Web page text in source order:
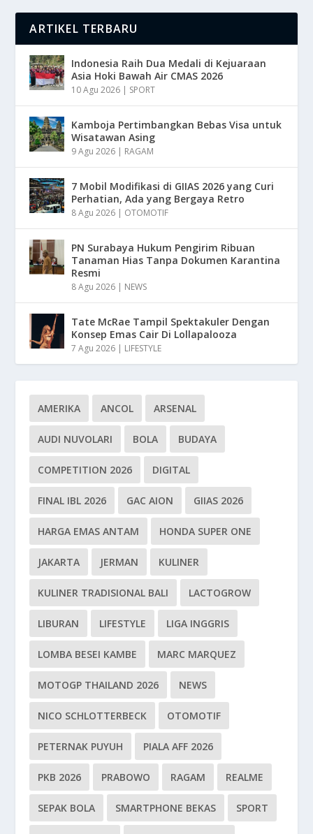
ARTIKEL TERBARU
Indonesia Raih Dua Medali di Kejuaraan
Asia Hoki Bawah Air CMAS 2026
10 Agu 2026 | SPORT
Kamboja Pertimbangkan Bebas Visa untuk
Wisatawan Asing
9 Agu 2026 | RAGAM
7 Mobil Modifikasi di GIIAS 2026 yang Curi
Perhatian, Ada yang Bergaya Retro
8 Agu 2026 | OTOMOTIF
PN Surabaya Hukum Pengirim Ribuan
Tanaman Hias Tanpa Dokumen Karantina
Resmi
8 Agu 2026 | NEWS
Tate McRae Tampil Spektakuler Dengan
Konsep Emas Cair Di Lollapalooza
7 Agu 2026 | LIFESTYLE
AMERIKA ANCOL ARSENAL
AUDI NUVOLARI BOLA BUDAYA
COMPETITION 2026 DIGITAL
FINAL IBL 2026 GAC AION GIIAS 2026
HARGA EMAS ANTAM HONDA SUPER ONE
JAKARTA JERMAN KULINER
KULINER TRADISIONAL BALI LACTOGROW
LIBURAN LIFESTYLE LIGA INGGRIS
LOMBA BESEI KAMBE MARC MARQUEZ
MOTOGP THAILAND 2026 NEWS
NICO SCHLOTTERBECK OTOMOTIF
PETERNAK PUYUH PIALA AFF 2026
PKB 2026 PRABOWO RAGAM REALME
SEPAK BOLA SMARTPHONE BEKAS SPORT